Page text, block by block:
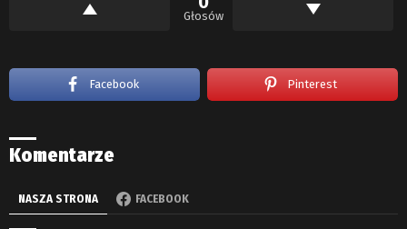
Głosów
Facebook Pinterest
Komentarze
NASZA STRONA FACEBOOK